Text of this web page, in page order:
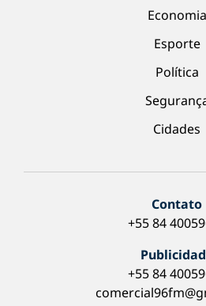
Economia
Esporte
Política
Cidades
Contato
+55 84
+55 84